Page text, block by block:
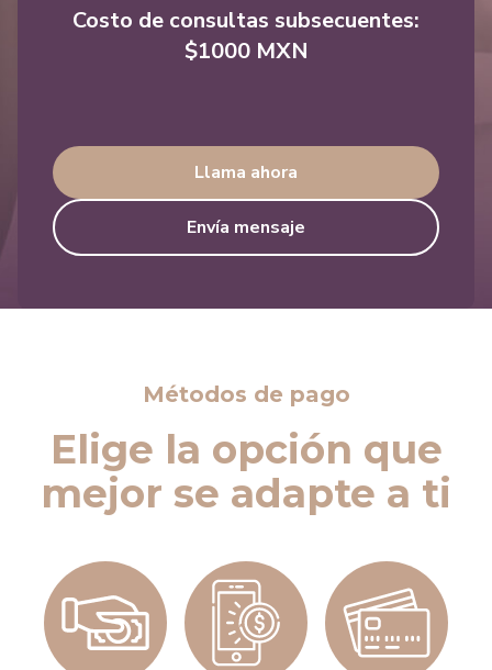
Costo de consultas subsecuentes:
$1000 MXN
Llama ahora
Envía mensaje
Métodos de pago
Elige la opción que
mejor se adapte a ti